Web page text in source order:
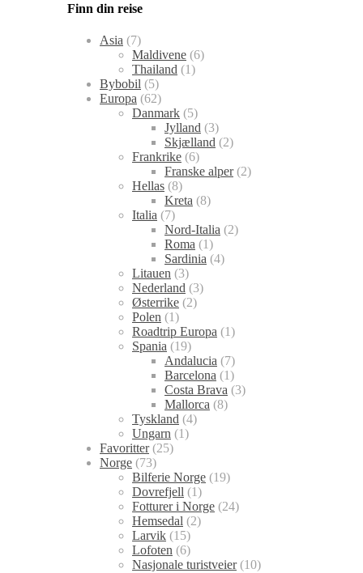
Finn din reise
Asia (7)
Maldivene (6)
Thailand (1)
Bybobil (5)
Europa (62)
Danmark (5)
Jylland (3)
Skjælland (2)
Frankrike (6)
Franske alper(2)
Hellas (8)
Kreta (8)
Italia (7)
Nord-Italia (2)
Roma (1)
Sardinia (4)
Litauen (3)
Nederland (3)
Østerrike (2)
Polen (1)
Roadtrip Europa (1)
Spania (19)
Andalucia (7)
Barcelona (1)
Costa Brava (3)
Mallorca (8)
Tyskland (4)
Ungarn (1)
Favoritter(25)
Norge (73)
Bilferie Norge (19)
Dovrefjell (1)
Fotturer i Norge (24)
Hemsedal (2)
Larvik (15)
Lofoten (6)
Nasjonale turistveier(10)